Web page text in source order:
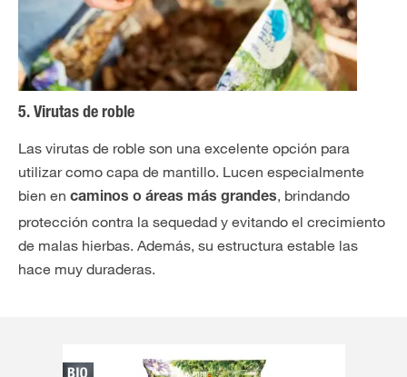
5. Virutas de roble
Las virutas de roble son una excelente opción para
utilizar como capa de mantillo. Lucen especialmente
bien en caminos o áreas más grandes, brindando
protección contra la sequedad y evitando el crecimiento
de malas hierbas. Además, su estructura estable las
hace muy duraderas.